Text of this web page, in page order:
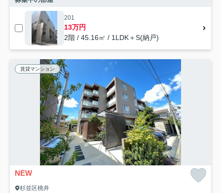
201
13万円
2階 / 45.16㎡ / 1LDK＋S(納戸)
賃貸マンション
NEW
杉並区桃井